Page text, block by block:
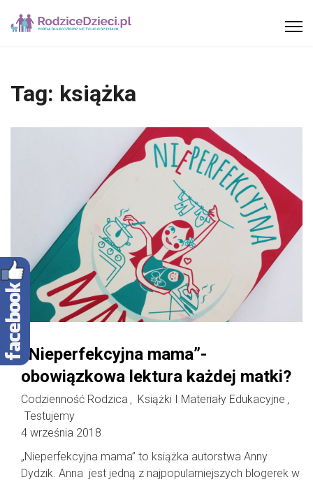
Tag: książka
„Nieperfekcyjna mama”-
obowiązkowa lektura każdej matki?
Codzienność Rodzica Książki I Materiały Edukacyjne
Testujemy
4 września 2018
„Nieperfekcyjna mama” to książka autorstwa Anny
Dydzik. Anna jest jedną z najpopularniejszych blogerek w